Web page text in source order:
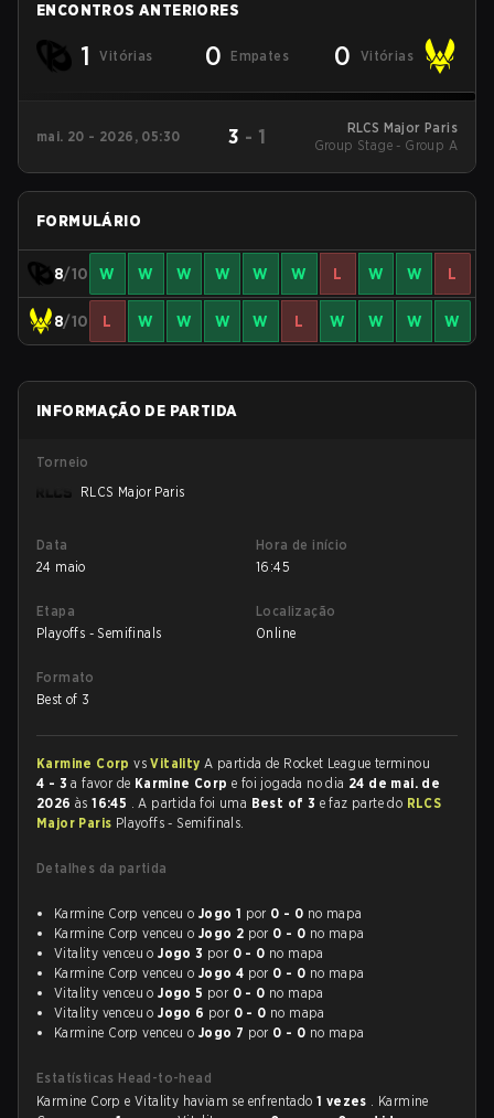
ENCONTROS ANTERIORES
1 Vitórias 0 Empates 0 Vitórias
mai. 20 - 2026, 05:30 3 - 1
RLCS Major Paris
Group Stage - Group A
FORMULÁRIO
8/10 W W W W W W L W W L
8/10 L W W W W L W W W W
INFORMAÇÃO DE PARTIDA
Torneio
RLCS Major Paris
Data
24 maio
Hora de início
16:45
Etapa
Playoffs - Semifinals
Localização
Online
Formato
Best of 3
Karmine CorpvsVitalityA partida de Rocket League terminou
4 - 3 a favor de Karmine Corpe foi jogada no dia 24 de mai. de
2026 às16:45 . A partida foi uma Best of 3 e faz parte do RLCS
Major Paris Playoffs - Semifinals.
Detalhes da partida
Karmine Corp venceu o Jogo 1 por 0 - 0 no mapa
Karmine Corp venceu o Jogo 2 por 0 - 0 no mapa
Vitality venceu oJogo 3 por 0 - 0 no mapa
Karmine Corp venceu o Jogo 4 por 0 - 0 no mapa
Vitality venceu oJogo 5 por 0 - 0 no mapa
Vitality venceu oJogo 6 por 0 - 0 no mapa
Karmine Corp venceu o Jogo 7 por 0 - 0 no mapa
Estatísticas Head-to-head
Karmine Corp e Vitality haviam se enfrentado 1 vezes . Karmine